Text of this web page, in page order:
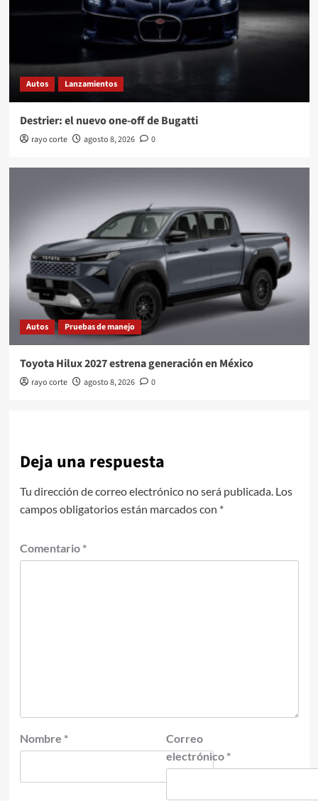
Autos Lanzamientos
Destrier: el nuevo one-off de Bugatti
rayo corte agosto 8, 2026 0
Autos Pruebas de manejo
Toyota Hilux 2027 estrena generación en México
rayo corte agosto 8, 2026 0
Deja una respuesta
Tu dirección de correo electrónico no será publicada. Los
campos obligatorios están marcados con *
Comentario *
Nombre *
Correo
electrónico *